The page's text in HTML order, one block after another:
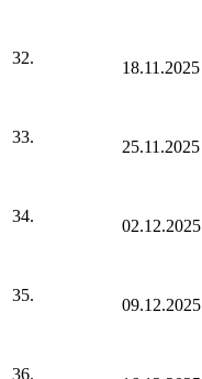
32.
18.11.2025
33.
25.11.2025
34.
02.12.2025
35.
09.12.2025
36.